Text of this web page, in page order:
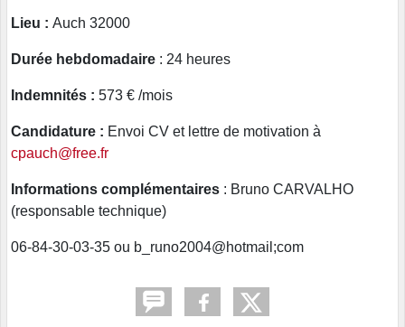
Lieu : Auch 32000
Durée hebdomadaire : 24 heures
Indemnités : 573 € /mois
Candidature : Envoi CV et lettre de motivation à
cpauch@free.fr
Informations complémentaires : Bruno CARVALHO
(responsable technique)
06-84-30-03-35 ou b_runo2004@hotmail;com